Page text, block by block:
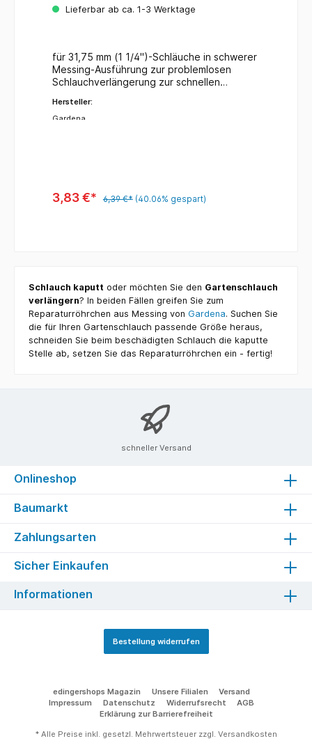
Lieferbar ab ca. 1-3 Werktage
für 31,75 mm (1 1/4")-Schläuche in schwerer
Messing-Ausführung zur problemlosen
Schlauchverlängerung zur schnellen
Schlauchteil herausschneiden - Reparatur-
Hersteller:
Gardena
3,83 €* 6,39 €* (40.06% gespart)
Schlauch kaputt oder möchten Sie den Gartenschlauch
verlängern? In beiden Fällen greifen Sie zum
Reparaturröhrchen aus Messing von Gardena. Suchen Sie
die für Ihren Gartenschlauch passende Größe heraus,
schneiden Sie beim beschädigten Schlauch die kaputte
Stelle ab, setzen Sie das Reparaturröhrchen ein - fertig!
schneller Versand
Onlineshop
Baumarkt
Zahlungsarten
Sicher Einkaufen
Informationen
Bestellung widerrufen
edingershops Magazin Unsere Filialen
Versand
Impressum
Datenschutz Widerrufsrecht
AGB
Erklärung zur Barrierefreiheit
* Alle Preise inkl. gesetzl. Mehrwertsteuer zzgl. Versandkosten